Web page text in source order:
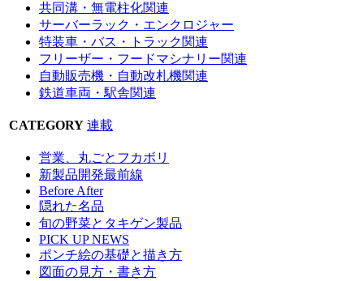
共同溝・無電柱化関連
サーバーラック・エンクロジャー
特装車・バス・トラック関連
フリーザー・フードマシナリー関連
自動販売機・自動改札機関連
鉄道車両・駅舎関連
CATEGORY 連載
営業、丸ごとフカボリ
新製品開発最前線
Before After
隠れた名品
旬の野菜とタキゲン製品
PICK UP NEWS
ポンチ絵の基礎と描き方
図面の見方・書き方